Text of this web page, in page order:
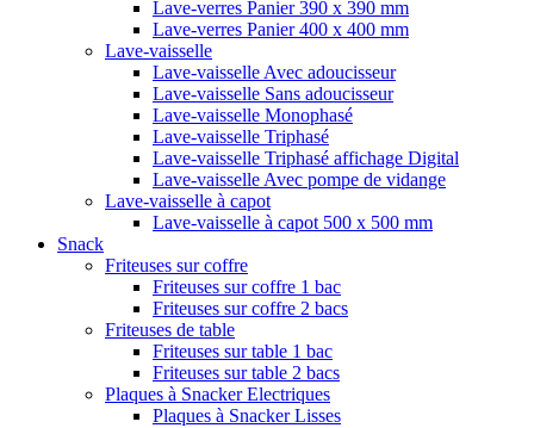
Lave-verres Panier 390 x 390 mm
Lave-verres Panier 400 x 400 mm
Lave-vaisselle
Lave-vaisselle Avec adoucisseur
Lave-vaisselle Sans adoucisseur
Lave-vaisselle Monophasé
Lave-vaisselle Triphasé
Lave-vaisselle Triphasé affichage Digital
Lave-vaisselle Avec pompe de vidange
Lave-vaisselle à capot
Lave-vaisselle à capot 500 x 500 mm
Snack
Friteuses sur coffre
Friteuses sur coffre 1 bac
Friteuses sur coffre 2 bacs
Friteuses de table
Friteuses sur table 1 bac
Friteuses sur table 2 bacs
Plaques à Snacker Electriques
Plaques à Snacker Lisses